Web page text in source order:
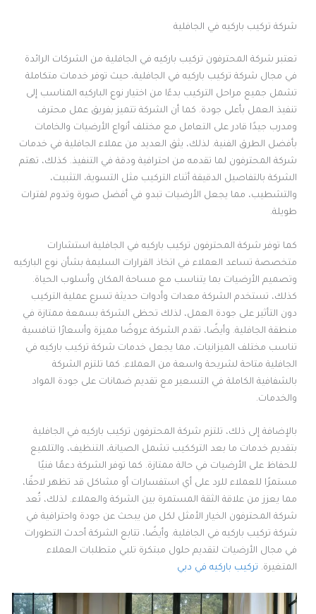
شركة تركيب باركيه في الجافلية
تعتبر شركة المحترفون تركيب باركيه في الجافلية من الشركات الرائدة
في مجال شركة تركيب باركيه في الجافلية، حيث توفر خدمات متكاملة
تشمل جميع مراحل التركيب بدءًا من اختيار نوع الباركيه المناسب إلى
تنفيذ العمل بأعلى جودة. كما أن الشركة تتميز بفريق عمل محترف
ومدرب جيدًا قادر على التعامل مع مختلف أنواع الأرضيات والخامات
بأفضل الطرق الفنية. لذلك، يثق العديد من عملاء الجافلية في خدمات
شركة المحترفون لما تقدمه من احترافية ودقة في التنفيذ. كذلك، تهتم
الشركة بالتفاصيل الدقيقة أثناء التركيب مثل التسوية، التثبيت،
والتشطيب، مما يجعل الأرضيات تبدو في أفضل صورة وتدوم لفترات
طويلة.
كما توفر شركة المحترفون تركيب باركيه في الجافلية استشارات
متخصصة تساعد العملاء في اتخاذ القرارات السليمة بشأن نوع الباركيه
وتصميم الأرضيات بما يتناسب مع مساحة المكان وأسلوب الحياة.
كذلك، تستخدم الشركة معدات وأدوات حديثة تسرع عملية التركيب
دون التأثير على جودة العمل، لذلك تحظى الشركة بسمعة ممتازة في
منطقة الجافلية. وأيضًا، تقدم الشركة عروضًا مميزة وأسعارًا تنافسية
تناسب مختلف الميزانيات، مما يجعل خدمات شركة تركيب باركيه في
الجافلية متاحة لشريحة واسعة من العملاء. كما تلتزم الشركة
بالشفافية الكاملة في التسعير مع تقديم ضمانات على جودة المواد
والخدمات.
بالإضافة إلى ذلك، تلتزم شركة المحترفون تركيب باركيه في الجافلية
بتقديم خدمات ما بعد الترككيب تشمل الصيانة، التنظيف، والتلميع
للحفاظ على الأرضيات في حالة ممتازة. كما توفر الشركة دعمًا فنيًا
مستمرًا للعملاء للرد على أي استفسارات أو مشاكل قد تظهر لاحقًا،
مما يعزز من علاقة الثقة المستمرة بين الشركة والعملاء. لذلك، تُعد
شركة المحترفون الخيار الأمثل لكل من يبحث عن جودة واحترافية في
شركة تركيب باركيه في الجافلية. وأيضًا، تتابع الشركة أحدث التطورات
في مجال الأرضيات لتقديم حلول مبتكرة تلبي متطلبات العملاء
المتغيرة. تركيب باركيه في دبي